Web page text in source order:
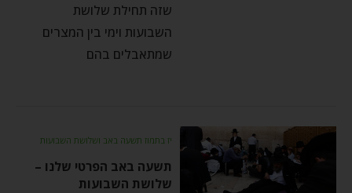
שזה תחילת שלושת
השבועות וימי בין המצרים
שמתאבלים בהם
יז בתמוז תשעה באב ושלושת השבועות
תשעה באב הפרטי שלנו –
שלושת השבועות